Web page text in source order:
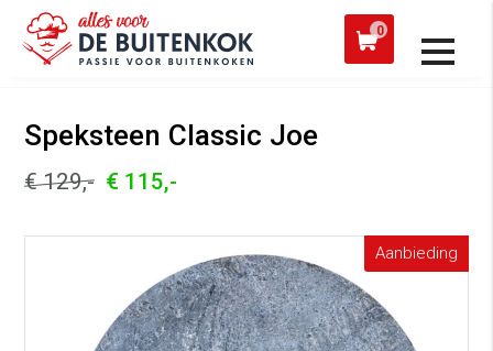
0
werkdag verzonden
Alle producten
Speksteen Classic Joe
€ 129,- € 115,-
Aanbieding